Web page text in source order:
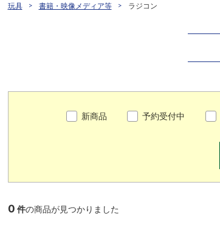
玩具 書籍・映像メディア等 ラジコン
新商品 予約受付中
0 件の商品が見つかりました